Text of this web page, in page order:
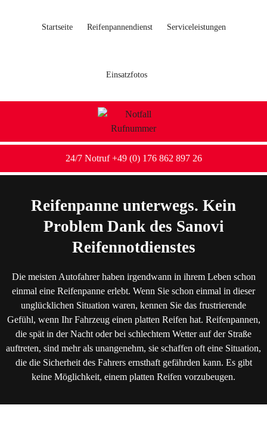
Startseite Reifenpannendienst Serviceleistungen
Einsatzfotos
24/7 Notruf +49 (0) 176 862 897 26
Reifenpanne unterwegs. Kein
Problem Dank des Sanovi
Reifennotdienstes
Die meisten Autofahrer haben irgendwann in ihrem Leben schon
einmal eine Reifenpanne erlebt. Wenn Sie schon einmal in dieser
unglücklichen Situation waren, kennen Sie das frustrierende
Gefühl, wenn Ihr Fahrzeug einen platten Reifen hat. Reifenpannen,
die spät in der Nacht oder bei schlechtem Wetter auf der Straße
auftreten, sind mehr als unangenehm, sie schaffen oft eine Situation,
die die Sicherheit des Fahrers ernsthaft gefährden kann. Es gibt
keine Möglichkeit, einem platten Reifen vorzubeugen.